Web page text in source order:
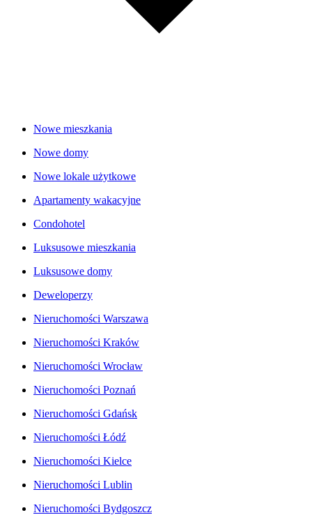
Nowe mieszkania
Nowe domy
Nowe lokale użytkowe
Apartamenty wakacyjne
Condohotel
Luksusowe mieszkania
Luksusowe domy
Deweloperzy
Nieruchomości Warszawa
Nieruchomości Kraków
Nieruchomości Wrocław
Nieruchomości Poznań
Nieruchomości Gdańsk
Nieruchomości Łódź
Nieruchomości Kielce
Nieruchomości Lublin
Nieruchomości Bydgoszcz